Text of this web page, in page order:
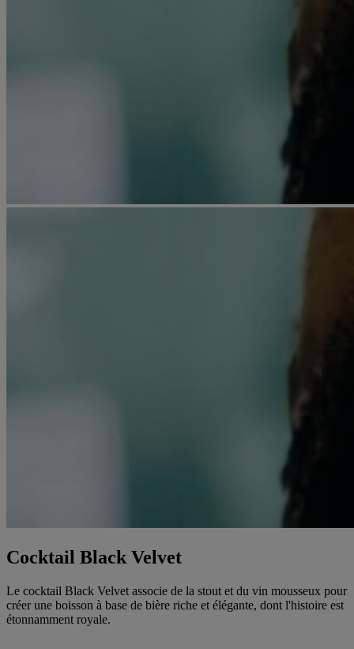
Cocktail Black Velvet
Le cocktail Black Velvet associe de la stout et du vin mousseux pour
créer une boisson à base de bière riche et élégante, dont l'histoire est
étonnamment royale.